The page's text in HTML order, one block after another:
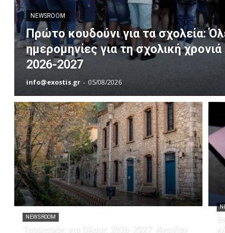
NEWSROOM
Πρώτο κουδούνι για τα σχολεία:
ημερομηνίες για τη σχολική χρονιά
2026-2027
info@exostis.gr - 05/08/2026
NEWSROOM
Τουρισμός για Όλους 2026-2027: Άνοιξαν